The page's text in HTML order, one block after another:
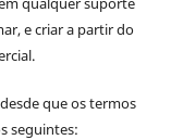
e criar a partir do
que os termos
seguintes: